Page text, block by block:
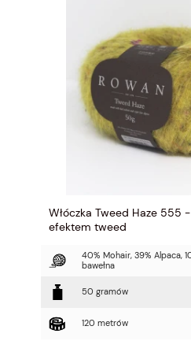
Włóczka Tweed Haze 555
efektem tweed
40% Mohair, 39% Alpaca,
bawełna
50 gramów
120 metrów